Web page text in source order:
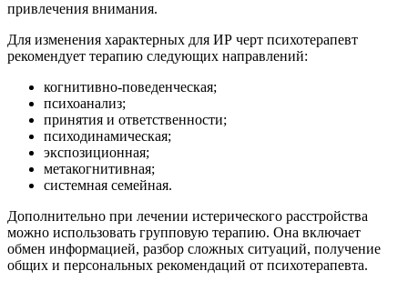
привлечения внимания.
Для изменения характерных для ИР черт психотерапевт
рекомендует терапию следующих направлений:
когнитивно-поведенческая;
психоанализ;
принятия и ответственности;
психодинамическая;
экспозиционная;
метакогнитивная;
системная семейная.
Дополнительно при лечении истерического расстройства
можно использовать групповую терапию. Она включает
обмен информацией, разбор сложных ситуаций, получение
общих и персональных рекомендаций от психотерапевта.